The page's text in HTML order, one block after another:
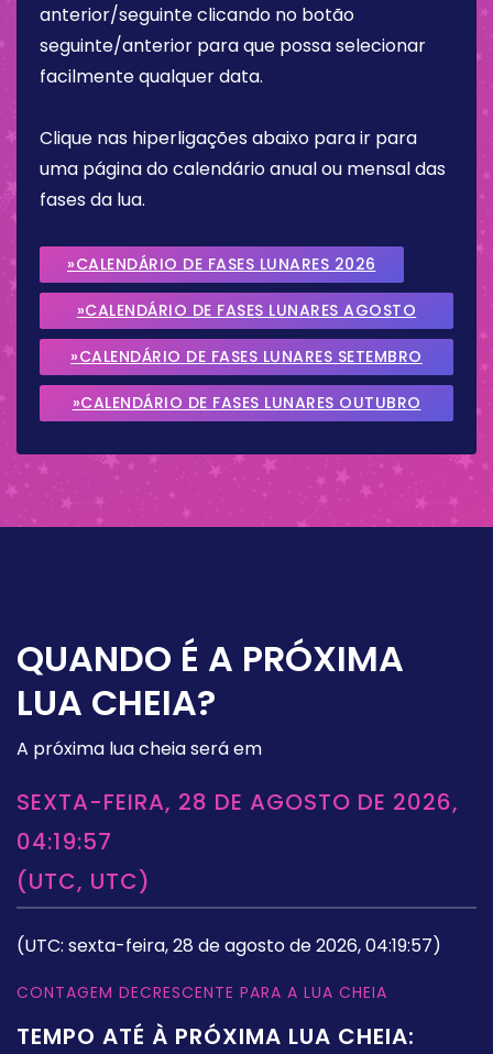
anterior/seguinte clicando no botão
seguinte/anterior para que possa selecionar
facilmente qualquer data.
Clique nas hiperligações abaixo para ir para
uma página do calendário anual ou mensal das
fases da lua.
»CALENDÁRIO DE FASES LUNARES 2026
»CALENDÁRIO DE FASES LUNARES AGOSTO
2026
»CALENDÁRIO DE FASES LUNARES SETEMBRO
2026
»CALENDÁRIO DE FASES LUNARES OUTUBRO
QUANDO É A PRÓXIMA
LUA CHEIA?
A próxima lua cheia será em
SEXTA-FEIRA, 28 DE AGOSTO DE 2026,
04:19:57
(UTC, UTC)
(UTC: sexta-feira, 28 de agosto de 2026, 04:19:57)
CONTAGEM DECRESCENTE PARA A LUA CHEIA
TEMPO ATÉ À PRÓXIMA LUA CHEIA: